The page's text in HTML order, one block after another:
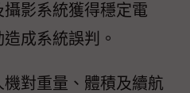
影系統獲得穩定電
成系統誤判。
機對重量、體積及續航